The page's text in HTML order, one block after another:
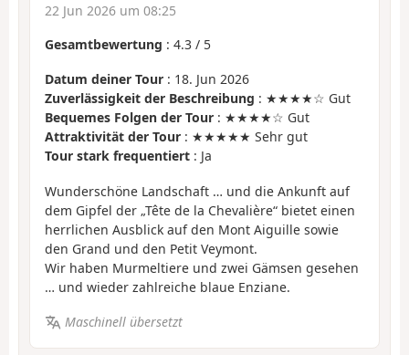
22 Jun 2026 um 08:25
Gesamtbewertung : 4.3 / 5
Datum deiner Tour : 18. Jun 2026
Zuverlässigkeit der Beschreibung : ★★★★☆ Gut
Bequemes Folgen der Tour : ★★★★☆ Gut
Attraktivität der Tour : ★★★★★ Sehr gut
Tour stark frequentiert : Ja
Wunderschöne Landschaft … und die Ankunft auf
dem Gipfel der „Tête de la Chevalière“ bietet einen
herrlichen Ausblick auf den Mont Aiguille sowie
den Grand und den Petit Veymont.
Wir haben Murmeltiere und zwei Gämsen gesehen
… und wieder zahlreiche blaue Enziane.
Maschinell übersetzt